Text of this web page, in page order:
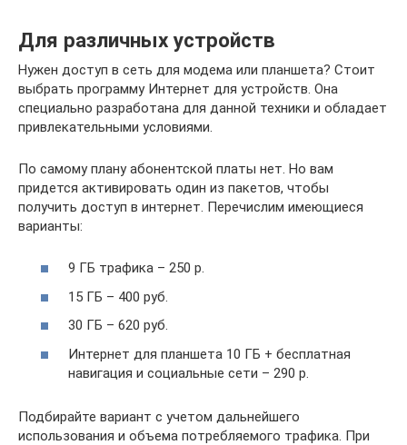
Для различных устройств
Нужен доступ в сеть для модема или планшета? Стоит
выбрать программу Интернет для устройств. Она
специально разработана для данной техники и обладает
привлекательными условиями.
По самому плану абонентской платы нет. Но вам
придется активировать один из пакетов, чтобы
получить доступ в интернет. Перечислим имеющиеся
варианты:
9 ГБ трафика – 250 р.
15 ГБ – 400 руб.
30 ГБ – 620 руб.
Интернет для планшета 10 ГБ + бесплатная
навигация и социальные сети – 290 р.
Подбирайте вариант с учетом дальнейшего
использования и объема потребляемого трафика. При